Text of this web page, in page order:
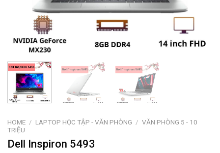
HOME / LAPTOP HỌC TẬP - VĂN PHÒNG / VĂN PHÒNG 5 - 10
TRIỆU
Dell Inspiron 5493